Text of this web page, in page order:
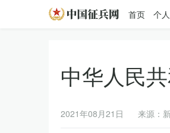
首页 个
中华人民
2021年08月21日 来源：